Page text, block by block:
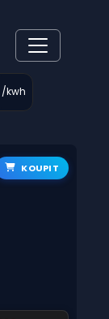
/kwh
KOUPIT